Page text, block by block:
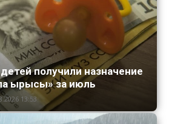
получили назначение
ырысы» за июль
13:53